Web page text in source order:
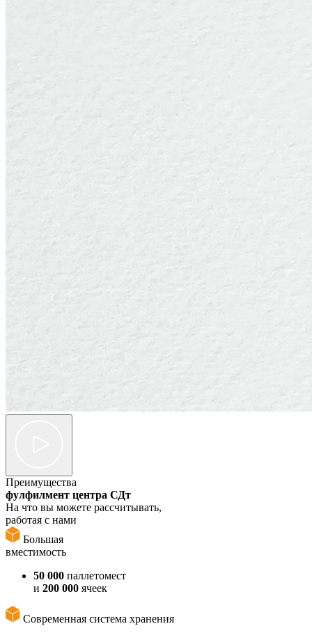
Преимущества
фулфилмент центра СДт
На что вы можете рассчитывать,
работая с нами
Большая
вместимость
50 000 паллетомест
и 200 000 ячеек
Современная система хранения